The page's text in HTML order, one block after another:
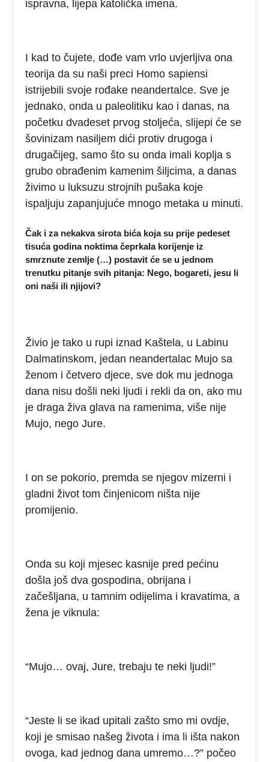
ispravna, lijepa katolička imena.
I kad to čujete, dođe vam vrlo uvjerljiva ona
teorija da su naši preci Homo sapiensi
istrijebili svoje rođake neandertalce. Sve je
jednako, onda u paleolitiku kao i danas, na
početku dvadeset prvog stoljeća, slijepi će se
šovinizam nasiljem dići protiv drugoga i
drugačijeg, samo što su onda imali koplja s
grubo obrađenim kamenim šiljcima, a danas
živimo u luksuzu strojnih pušaka koje
ispaljuju zapanjujuće mnogo metaka u minuti.
Čak i za nekakva sirota bića koja su prije pedeset
tisuća godina noktima čeprkala korijenje iz
smrznute zemlje (…) postavit će se u jednom
trenutku pitanje svih pitanja: Nego, bogareti, jesu li
oni naši ili njijovi?
Živio je tako u rupi iznad Kaštela, u Labinu
Dalmatinskom, jedan neandertalac Mujo sa
ženom i četvero djece, sve dok mu jednoga
dana nisu došli neki ljudi i rekli da on, ako mu
je draga živa glava na ramenima, više nije
Mujo, nego Jure.
I on se pokorio, premda se njegov mizerni i
gladni život tom činjenicom ništa nije
promijenio.
Onda su koji mjesec kasnije pred pećinu
došla još dva gospodina, obrijana i
začešljana, u tamnim odijelima i kravatima, a
žena je viknula:
“Mujo… ovaj, Jure, trebaju te neki ljudi!”
“Jeste li se ikad upitali zašto smo mi ovdje,
koji je smisao našeg života i ima li išta nakon
ovoga, kad jednog dana umremo…?” počeo